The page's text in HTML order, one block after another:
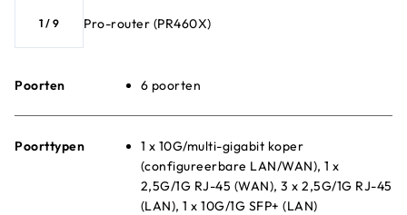
1 / 9 Pro-router (PR460X)
Poorten 6 poorten
Poorttypen
1 x 10G/multi-gigabit koper
(configureerbare LAN/WAN), 1 x
2,5G/1G RJ-45 (WAN), 3 x 2,5G/1G RJ-45
(LAN), 1 x 10G/1G SFP+ (LAN)